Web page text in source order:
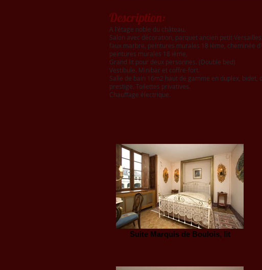
Description:
A l'étage noble du château.
Salon avec décoration, parquet ancien petit
faux marbre, peintures murales 18 ième, cheminée
peintures murales 18 ième,
Grand lit pour deux personnes. (Double bed)
Vestibule. Minibar et coffre-fort.
Salle de bain 16m2 haut de gamme en duplex, bidet,
prestige. Toilettes privatives.
Chauffage électrique.
Suite Marquis de Boulois, lit